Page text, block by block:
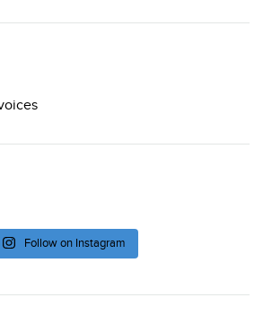
Follow on Instagram